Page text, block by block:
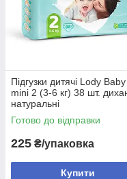
Підгузки дитячі Lody
mini 2 (3-6 кг) 38 шт.
натуральні
Готово до відправки
225 ₴/упаковка
Купити